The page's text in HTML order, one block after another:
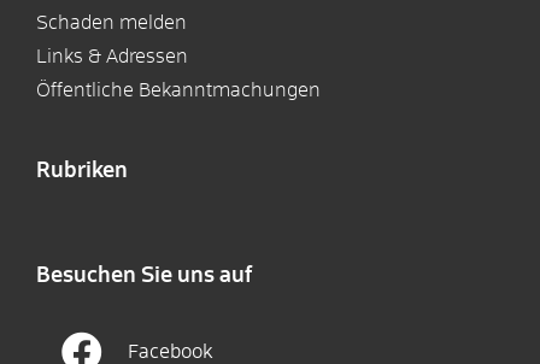
Schaden melden
Links & Adressen
Öffentliche Bekanntmachungen
Rubriken
Besuchen Sie uns auf
Facebook